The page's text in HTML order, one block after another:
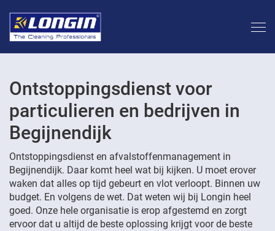
Ontstoppingsdienst voor
particulieren en bedrijven in
Begijnendijk
Ontstoppingsdienst en afvalstoffenmanagement in
Begijnendijk. Daar komt heel wat bij kijken. U moet erover
waken dat alles op tijd gebeurt en vlot verloopt. Binnen uw
budget. En volgens de wet. Dat weten wij bij Longin heel
goed. Onze hele organisatie is erop afgestemd en zorgt
ervoor dat u altijd de beste oplossing krijgt voor de beste